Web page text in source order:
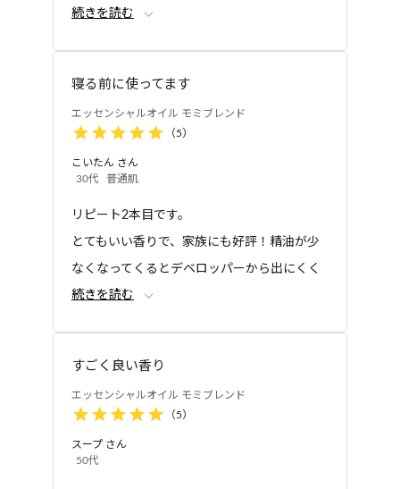
すが、気分でモミを使用しています。
続きを読む
寝る前に使ってます
エッセンシャルオイル モミブレンド
（5）
こいたん さん
30代
普通肌
リピート2本目です。
とてもいい香りで、家族にも好評！精油が少
なくなってくるとデベロッパーから出にくく
なるくらいで、とても気に入ってます(^^)
続きを読む
すごく良い香り
エッセンシャルオイル モミブレンド
（5）
スープ さん
50代